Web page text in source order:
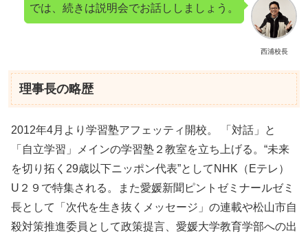
西浦校長
では、続きは説明会でお話ししましょう。
理事長の略歴
2012年4月より学習塾アフェッティ開校。 「対話」と
「自立学習」メインの学習塾２教室を立ち上げる。“未来
を切り拓く29歳以下ニッポン代表”としてNHK（Eテレ）
U２９で特集される。また愛媛新聞ピントゼミナールゼミ
長として「次代を生き抜くメッセージ」の連載や松山市自
殺対策推進委員として政策提言、愛媛大学教育学部への出